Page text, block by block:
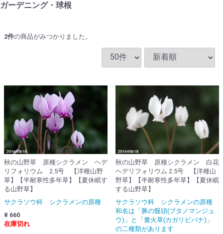
ガーデニング・球根
2件の商品がみつかりました。
秋の山野草 原種シクラメン ヘデ
リフォリウム 2.5号 【洋種山野
草】【半耐寒性多年草】【夏休眠す
る山野草】
サクラソウ科 シクラメンの原種
¥ 660
在庫切れ
秋の山野草 原種シクラメン 白花
ヘデリフォリウム 2.5号 【洋種山
野草】【半耐寒性多年草】【夏休眠
する山野草】
サクラソウ科 シクラメンの原種
和名は「豚の饅頭(ブタノマンジュ
ウ)」と「篝火草(カガリビバナ)」
の二種類があります